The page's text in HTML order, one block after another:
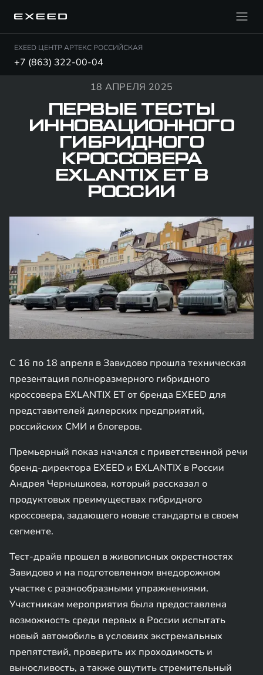
EXEED ЦЕНТР АРТЕКС РОССИЙСКАЯ
+7 (863) 322-00-04
18 АПРЕЛЯ 2025
ПЕРВЫЕ ТЕСТЫ
ИННОВАЦИОННОГО
ГИБРИДНОГО
КРОССОВЕРА
EXLANTIX ET В
РОССИИ
С 16 по 18 апреля в Завидово прошла техническая
презентация полноразмерного гибридного
кроссовера EXLANTIX ET от бренда EXEED для
представителей дилерских предприятий,
российских СМИ и блогеров.
Премьерный показ начался с приветственной речи
бренд-директора EXEED и EXLANTIX в России
Андрея Чернышкова, который рассказал о
продуктовых преимуществах гибридного
кроссовера, задающего новые стандарты в своем
сегменте.
Тест-драйв прошел в живописных окрестностях
Завидово и на подготовленном внедорожном
участке с разнообразными упражнениями.
Участникам мероприятия была предоставлена
возможность среди первых в России испытать
новый автомобиль в условиях экстремальных
препятствий, проверить их проходимость и
выносливость, а также ощутить стремительный